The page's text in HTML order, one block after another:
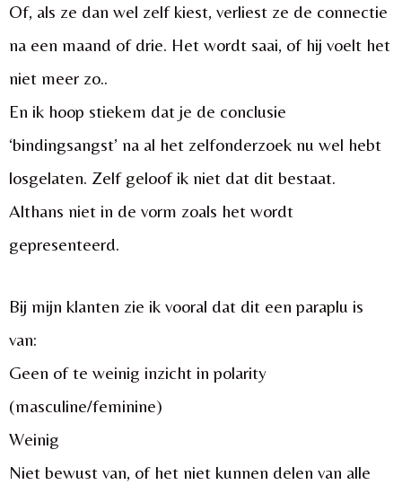
Of, als ze dan wel zelf kiest, verliest ze de connectie
na een maand of drie. Het wordt saai, of hij voelt het
niet meer zo..
En ik hoop stiekem dat je de conclusie
‘bindingsangst’ na al het zelfonderzoek nu wel hebt
losgelaten. Zelf geloof ik niet dat dit bestaat.
Althans niet in de vorm zoals het wordt
gepresenteerd.
Bij mijn klanten zie ik vooral dat dit een paraplu is
van:
Geen of te weinig inzicht in polarity
(masculine/feminine)
Weinig
Niet bewust van, of het niet kunnen delen van alle